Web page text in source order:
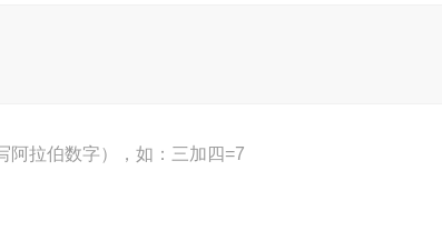
阿拉伯数字），如：三加四=7